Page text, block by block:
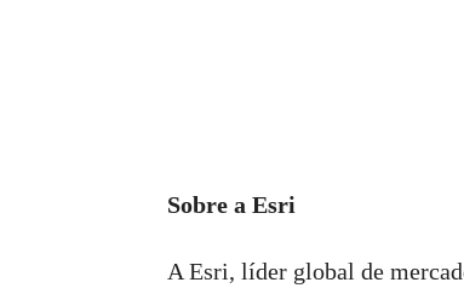
Sobre a Esri
A Esri, líder global de